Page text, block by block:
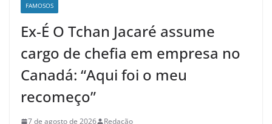
FAMOSOS
Ex-É O Tchan Jacaré assume
cargo de chefia em empresa no
Canadá: “Aqui foi o meu
recomeço”
7 de agosto de 2026 Redação